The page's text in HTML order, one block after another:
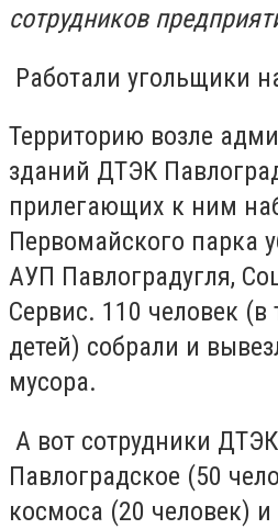
сотрудников
Работали угольщики
Территорию возле
зданий ДТЭК
прилегающих к ним
Первомайского парка
АУП Павлоградугля,
Сервис. 110 человек (в
детей) собрали и
мусора.
А вот сотрудники
Павлоградское (50
космоса (20 человек)